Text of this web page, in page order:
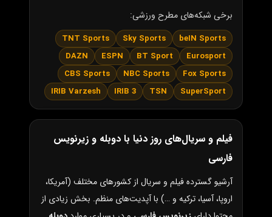
برخی شبکه‌های مطرح ورزشی:
beIN Sports
Sky Sports
TNT Sports
Eurosport
BT Sport
ESPN
DAZN
Fox Sports
NBC Sports
CBS Sports
SuperSport
TSN
IRIB 3
IRIB Varzesh
فیلم و سریال‌های روز دنیا با دوبله و زیرنویس
فارسی
آرشیو گسترده فیلم و سریال از کشورهای مختلف (آمریکا،
اروپا، آسیا، ترکیه و …) با آپدیت‌های منظم. بخش زیادی از